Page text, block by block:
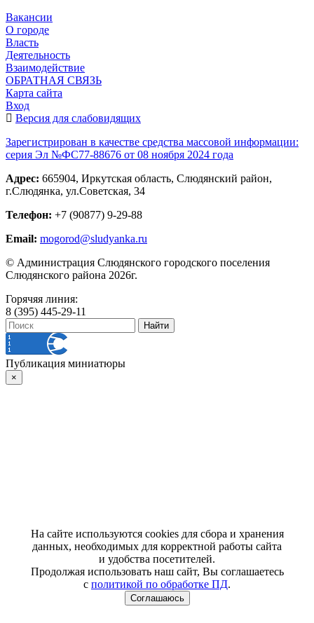
Вакансии
О городе
Власть
Деятельность
Взаимодействие
ОБРАТНАЯ СВЯЗЬ
Карта сайта
Вход
Версия для слабовидящих
Зарегистрирован в качестве средства массовой информации:
серия Эл №ФС77-88676 от 08 ноября 2024 года
Адрес: 665904, Иркутская область, Слюдянский район,
г.Слюдянка, ул.Советская, 34
Телефон: +7 (90877) 9-29-88
Email: mogorod@sludyanka.ru
© Администрация Слюдянского городского поселения
Слюдянского района 2026г.
Горячяя линия:
8 (395) 445-29-11
Публикация миниатюры
×
На сайте используются cookies для сбора и хранения
данных, необходимых для корректной работы сайта
и удобства посетителей.
Продолжая использовать наш сайт, Вы соглашаетесь
с политикой по обработке ПД.
Соглашаюсь